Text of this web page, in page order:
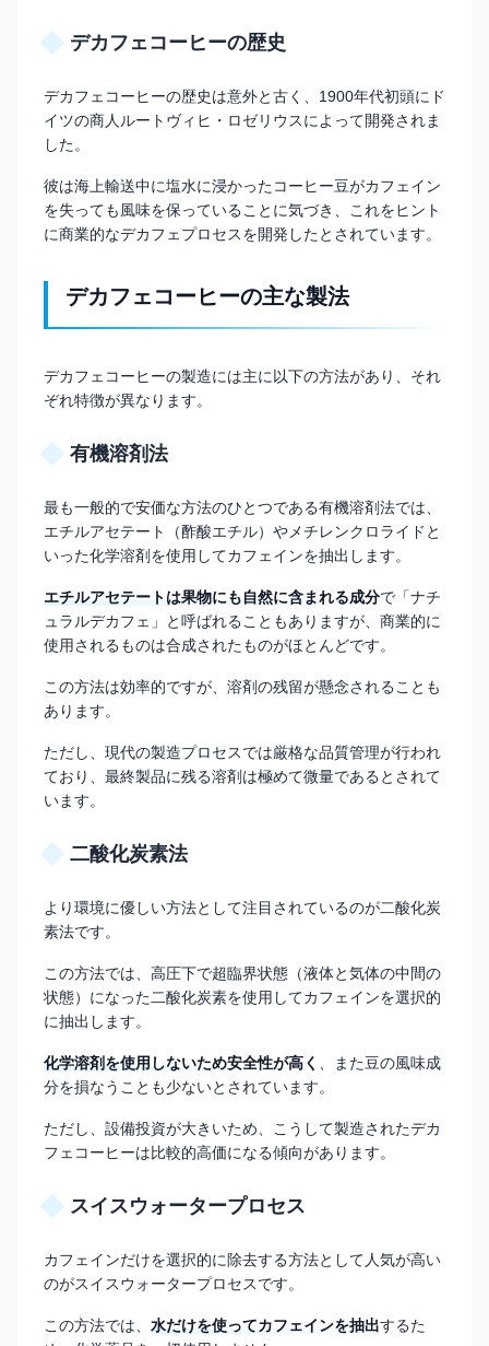
デカフェコーヒーの歴史
デカフェコーヒーの歴史は意外と古く、1900年代初頭にド
イツの商人ルートヴィヒ・ロゼリウスによって開発されま
した。
彼は海上輸送中に塩水に浸かったコーヒー豆がカフェイン
を失っても風味を保っていることに気づき、これをヒント
に商業的なデカフェプロセスを開発したとされています。
デカフェコーヒーの主な製法
デカフェコーヒーの製造には主に以下の方法があり、それ
ぞれ特徴が異なります。
有機溶剤法
最も一般的で安価な方法のひとつである有機溶剤法では、
エチルアセテート（酢酸エチル）やメチレンクロライドと
いった化学溶剤を使用してカフェインを抽出します。
エチルアセテートは果物にも自然に含まれる成分で「ナチ
ュラルデカフェ」と呼ばれることもありますが、商業的に
使用されるものは合成されたものがほとんどです。
この方法は効率的ですが、溶剤の残留が懸念されることも
あります。
ただし、現代の製造プロセスでは厳格な品質管理が行われ
ており、最終製品に残る溶剤は極めて微量であるとされて
います。
二酸化炭素法
より環境に優しい方法として注目されているのが二酸化炭
素法です。
この方法では、高圧下で超臨界状態（液体と気体の中間の
状態）になった二酸化炭素を使用してカフェインを選択的
に抽出します。
化学溶剤を使用しないため安全性が高く 、また豆の風味成
分を損なうことも少ないとされています。
ただし、設備投資が大きいため、こうして製造されたデカ
フェコーヒーは比較的高価になる傾向があります。
スイスウォータープロセス
カフェインだけを選択的に除去する方法として人気が高い
のがスイスウォータープロセスです。
この方法では、 水だけを使ってカフェインを抽出するた